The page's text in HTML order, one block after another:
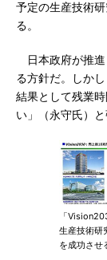
予定の生産技術
る。
日本政府が推進
る方針だ。しか
結果として残業
い」（永守氏）と
「
生産技術研
を成功させ